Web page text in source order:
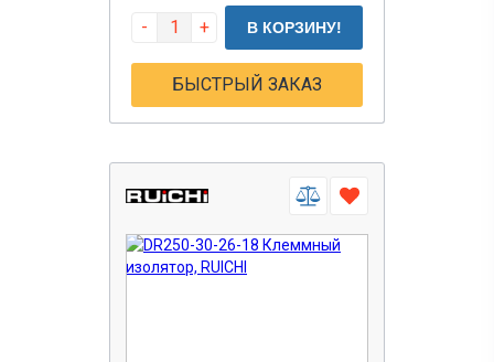
- + В КОРЗИНУ!
БЫСТРЫЙ ЗАКАЗ